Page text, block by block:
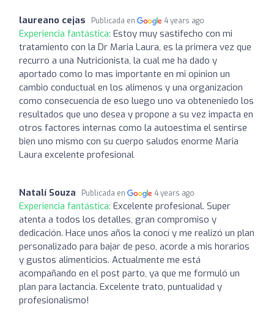
laureano cejas Publicada en 4 years ago
Experiencia fantástica: Estoy muy sastifecho con mi
tratamiento con la Dr Maria Laura, es la primera vez que
recurro a una Nutricionista, la cual me ha dado y
aportado como lo mas importante en mi opinion un
cambio conductual en los alimenos y una organizacion
como consecuencia de eso luego uno va obteneniedo los
resultados que uno desea y propone a su vez impacta en
otros factores internas como la autoestima el sentirse
bien uno mismo con su cuerpo saludos enorme Maria
Laura excelente profesional
Natalí Souza Publicada en 4 years ago
Experiencia fantástica: Excelente profesional. Super
atenta a todos los detalles, gran compromiso y
dedicación. Hace unos años la conocí y me realizó un plan
personalizado para bajar de peso, acorde a mis horarios
y gustos alimenticios. Actualmente me está
acompañando en el post parto, ya que me formuló un
plan para lactancia. Excelente trato, puntualidad y
profesionalismo!